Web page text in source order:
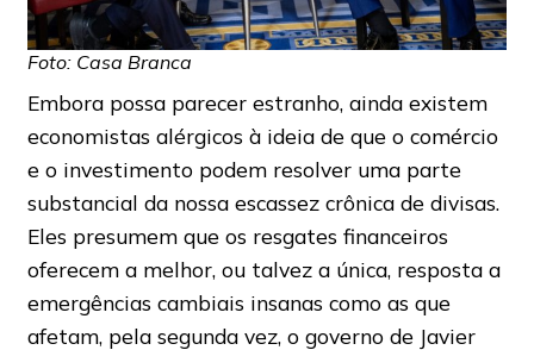
Foto: Casa Branca
Embora possa parecer estranho, ainda existem
economistas alérgicos à ideia de que o comércio
e o investimento podem resolver uma parte
substancial da nossa escassez crônica de divisas.
Eles presumem que os resgates financeiros
oferecem a melhor, ou talvez a única, resposta a
emergências cambiais insanas como as que
afetam, pela segunda vez, o governo de Javier